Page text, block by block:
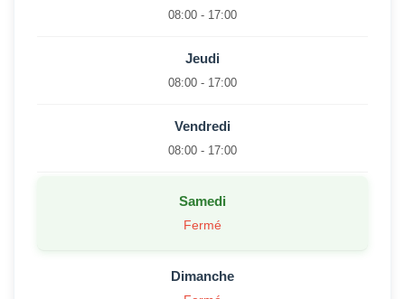
08:00 - 17:00
Jeudi
08:00 - 17:00
Vendredi
08:00 - 17:00
Samedi
Fermé
Dimanche